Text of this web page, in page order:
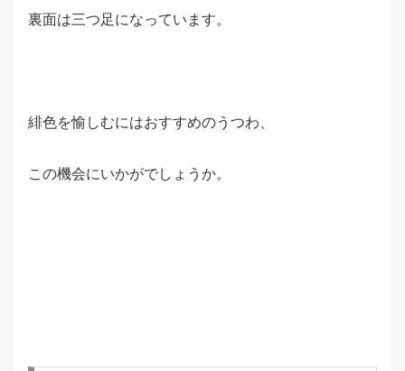
裏面は三つ足になっています。
緋色を愉しむにはおすすめのうつわ、
この機会にいかがでしょうか。